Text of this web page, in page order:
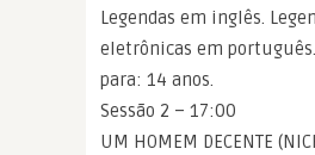
Legendas em inglês.
eletrônicas em
para: 14 anos.
Sessão 2 – 17:00
UM HOMEM DECENTE